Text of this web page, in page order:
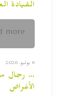
القيادة
more
6 يوليو, 2026
… رجال
الأغراض